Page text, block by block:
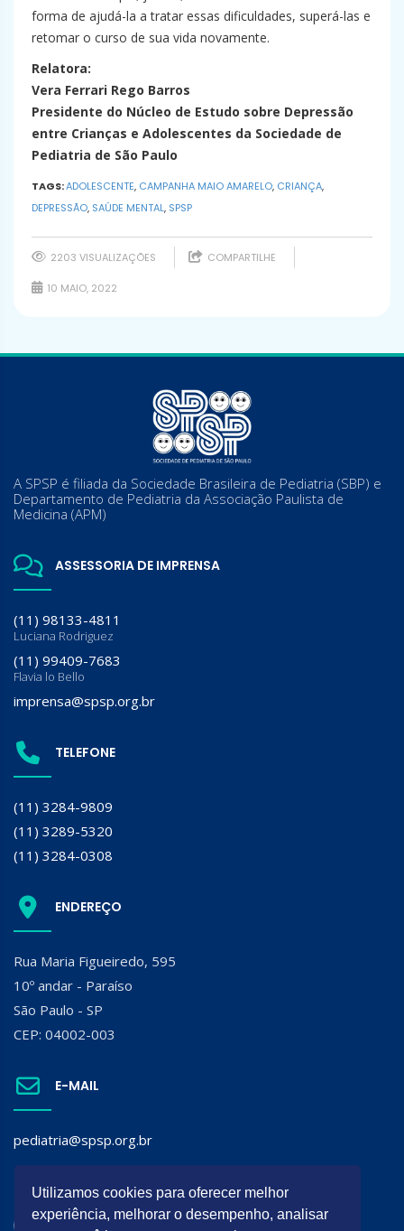
forma de ajudá-la a tratar essas dificuldades, superá-las e
retomar o curso de sua vida novamente.
Relatora:
Vera Ferrari Rego Barros
Presidente do Núcleo de Estudo sobre Depressão
entre Crianças e Adolescentes da Sociedade de
Pediatria de São Paulo
TAGS:ADOLESCENTE, CAMPANHA MAIO AMARELO, CRIANÇA,
DEPRESSÃO, SAÚDE MENTAL, SPSP
2203 VISUALIZAÇÕES COMPARTILHE
10 MAIO, 2022
A SPSP é filiada da Sociedade Brasileira de Pediatria (SBP) e
Departamento de Pediatria da Associação Paulista de
Medicina (APM)
ASSESSORIA DE IMPRENSA
(11) 98133-4811
Luciana Rodriguez
(11) 99409-7683
Flavia lo Bello
imprensa@spsp.org.br
TELEFONE
(11) 3284-9809
(11) 3289-5320
(11) 3284-0308
ENDEREÇO
Rua Maria Figueiredo, 595
10º andar - Paraíso
São Paulo - SP
CEP: 04002-003
E-MAIL
pediatria@spsp.org.br
SIGA A SPSP:
Utilizamos cookies para oferecer melhor
experiência, melhorar o desempenho, analisar